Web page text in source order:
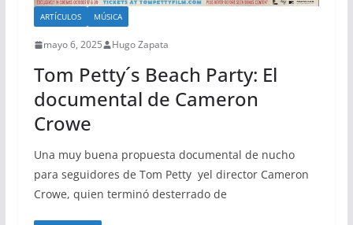
ARTÍCULOS MÚSICA
mayo 6, 2025 Hugo Zapata
Tom Petty´s Beach Party: El
documental de Cameron
Crowe
Una muy buena propuesta documental de nucho
para seguidores de Tom Petty yel director Cameron
Crowe, quien terminó desterrado de